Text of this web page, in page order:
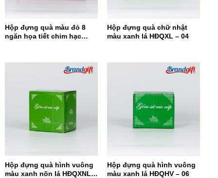
Hộp đựng quà màu đỏ 8
ngăn họa tiết chim hạc
Hộp đựng quà chữ nhật
màu xanh lá HĐQXL – 04
Hộp đựng quà hình vuông
màu xanh nõn lá HĐQXNL –
Hộp đựng quà hình vuông
màu xanh lá HĐQHV – 06